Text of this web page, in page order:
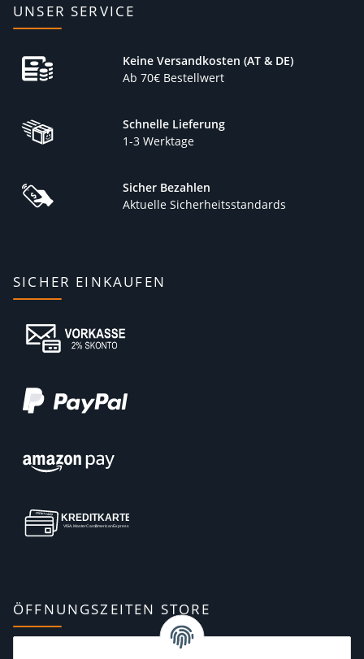
UNSER SERVICE
Keine Versandkosten (AT & DE)
Ab 70€ Bestellwert
Schnelle Lieferung
1-3 Werktage
Sicher Bezahlen
Aktuelle Sicherheitsstandards
SICHER EINKAUFEN
ÖFFNUNGSZEITEN STORE
10:00–13:00, 14:00–18:00 Uhr